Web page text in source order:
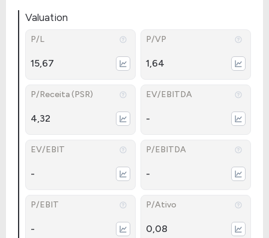
Valuation
P/L
15,67
P/VP
1,64
P/Receita (PSR)
4,32
EV/EBITDA
-
EV/EBIT
-
P/EBITDA
-
P/EBIT
-
P/Ativo
0,08